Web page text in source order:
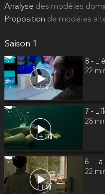
Analyse des modèles
Proposition de modèles
Saison 1
8 -
22
7 -
28
6 -
22